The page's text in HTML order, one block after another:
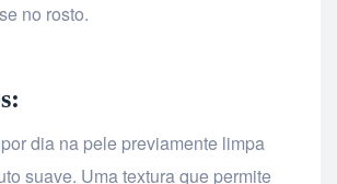
no rosto.
dia na pele previamente limpa
suave. Uma textura que permite